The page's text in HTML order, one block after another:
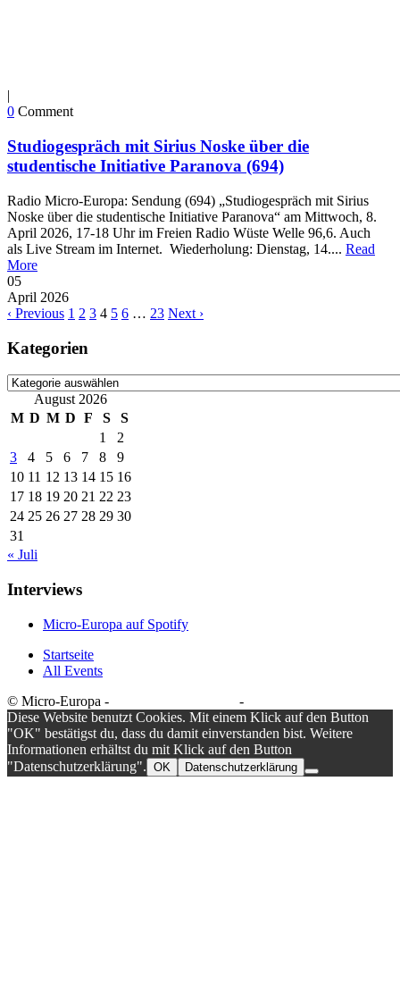
|
0 Comment
Studiogespräch mit Sirius Noske über die
studentische Initiative Paranova (694)
Radio Micro-Europa: Sendung (694) „Studiogespräch mit Sirius
Noske über die studentische Initiative Paranova“ am Mittwoch, 8.
April 2026, 17-18 Uhr im Freien Radio Wüste Welle 96,6. Auch
als Live Stream im Internet. Wiederholung: Dienstag, 14.... Read
More
05
April 2026
‹ Previous 1 2 3 4 5 6 … 23 Next ›
Kategorien
Kategorien
August 2026
M D M D F S
S
1
2
3
4 5 6 7 8
9
10 11 12 13 14 15 16
17 18 19 20 21 22 23
24 25 26 27 28 29 30
31
« Juli
Interviews
Micro-Europa auf Spotify
Startseite
All Events
© Micro-Europa -
-
Diese Website benutzt Cookies. Mit einem Klick auf den Button
"OK" bestätigst du, dass du damit einverstanden bist. Weitere
Informationen erhältst du mit Klick auf den Button
"Datenschutzerklärung". OK Datenschutzerklärung